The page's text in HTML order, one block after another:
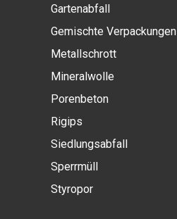
Gartenabfall
Gemischte Verpackungen
Metallschrott
Mineralwolle
Porenbeton
Rigips
Siedlungsabfall
Sperrmüll
Styropor